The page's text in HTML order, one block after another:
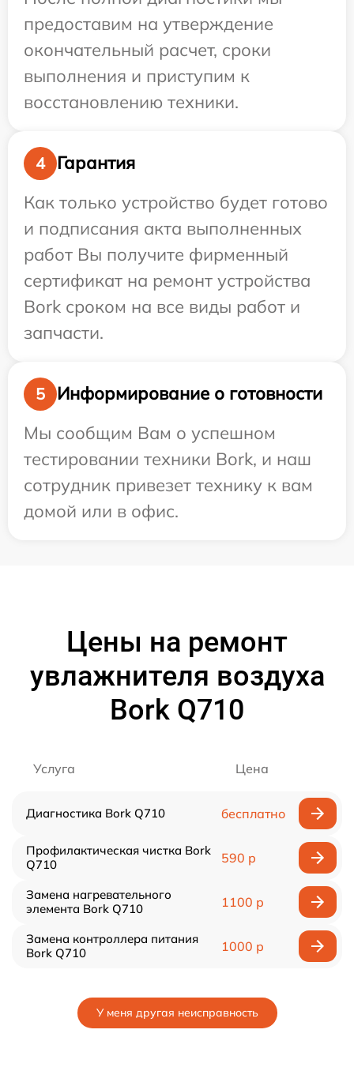
предоставим на утверждение
окончательный расчет, сроки
выполнения и приступим к
восстановлению техники.
4
Гарантия
Как только устройство будет готово
и подписания акта выполненных
работ Вы получите фирменный
сертификат на ремонт устройства
Bork сроком на все виды работ и
запчасти.
5
Информирование о готовности
Мы сообщим Вам о успешном
тестировании техники Bork, и наш
сотрудник привезет технику к вам
домой или в офис.
Цены на ремонт
увлажнителя воздуха
Bork Q710
Услуга Цена
Диагностика Bork Q710 бесплатно
Профилактическая чистка Bork
Q710
590 р
Замена нагревательного
элемента Bork Q710
1100 р
Замена контроллера питания
Bork Q710
1000 р
У меня другая неисправность